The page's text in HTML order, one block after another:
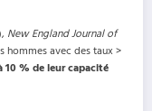
New England Journal of
hommes avec des taux >
10 % de leur capacité